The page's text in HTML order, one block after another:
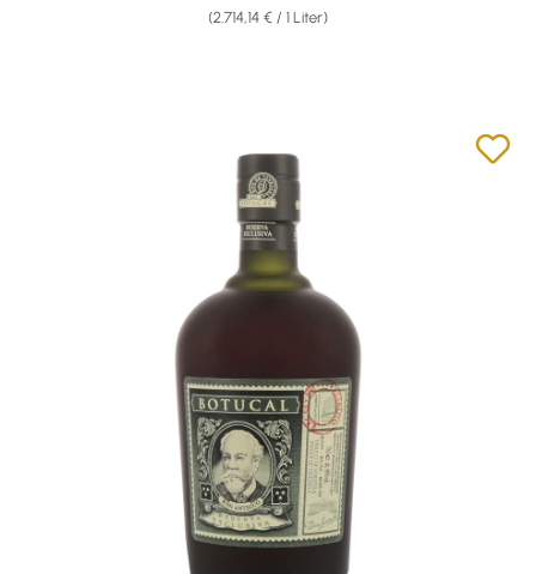
(2.714,14 € / 1 Liter)